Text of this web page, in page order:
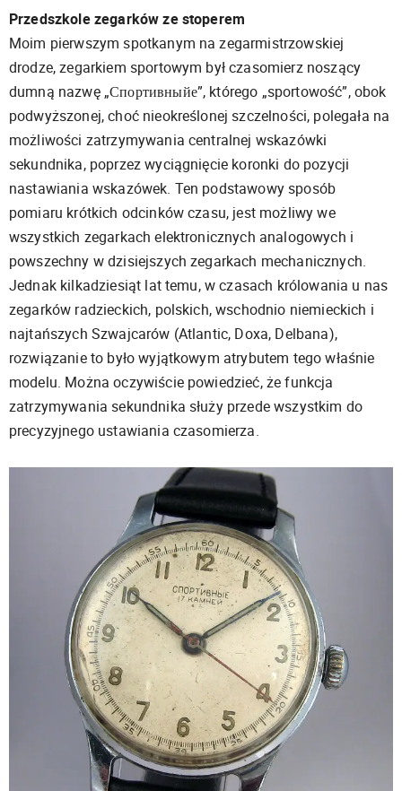
Przedszkole zegarków ze stoperem
Moim pierwszym spotkanym na zegarmistrzowskiej
drodze, zegarkiem sportowym był czasomierz noszący
dumną nazwę „Спортивныйе”, którego „sportowość”, obok
podwyższonej, choć nieokreślonej szczelności, polegała na
możliwości zatrzymywania centralnej wskazówki
sekundnika, poprzez wyciągnięcie koronki do pozycji
nastawiania wskazówek. Ten podstawowy sposób
pomiaru krótkich odcinków czasu, jest możliwy we
wszystkich zegarkach elektronicznych analogowych i
powszechny w dzisiejszych zegarkach mechanicznych.
Jednak kilkadziesiąt lat temu, w czasach królowania u nas
zegarków radzieckich, polskich, wschodnio niemieckich i
najtańszych Szwajcarów (Atlantic, Doxa, Delbana),
rozwiązanie to było wyjątkowym atrybutem tego właśnie
modelu. Można oczywiście powiedzieć, że funkcja
zatrzymywania sekundnika służy przede wszystkim do
precyzyjnego ustawiania czasomierza.